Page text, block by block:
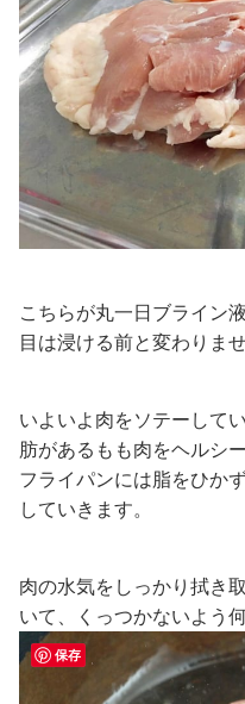
こちらが丸一日ブライン
目は浸ける前と変わりませ
いよいよ肉をソテーして
肪があるもも肉をヘルシ
フライパンには脂をひか
していきます。
肉の水気をしっかり拭き
いて、くっつかないよう
保存